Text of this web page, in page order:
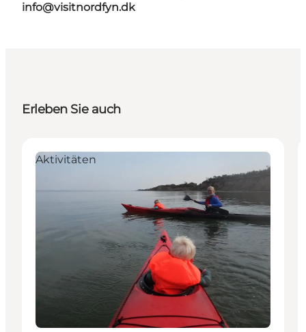
info@visitnordfyn.dk
Erleben Sie auch
Aktivitäten